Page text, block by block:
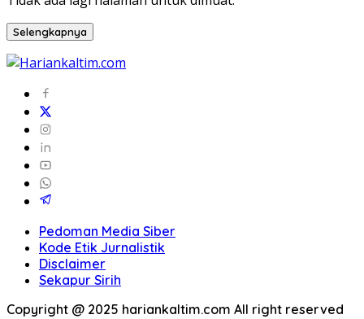
Selengkapnya
Pedoman Media Siber
Kode Etik Jurnalistik
Disclaimer
Sekapur Sirih
Copyright @ 2025 hariankaltim.com All right reserved